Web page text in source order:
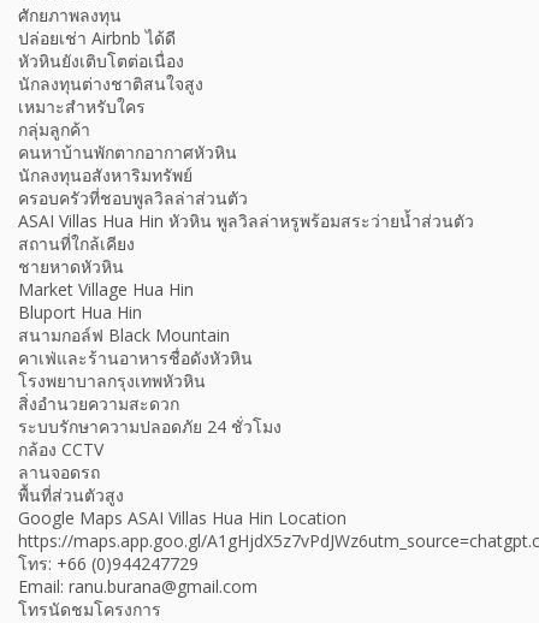
ศักยภาพลงทุน
ปล่อยเช่า Airbnb ได้ดี
หัวหินยังเติบโตต่อเนื่อง
นักลงทุนต่างชาติสนใจสูง
เหมาะสำหรับใคร
กลุ่มลูกค้า
คนหาบ้านพักตากอากาศหัวหิน
นักลงทุนอสังหาริมทรัพย์
ครอบครัวที่ชอบพูลวิลล่าส่วนตัว
ASAI Villas Hua Hin หัวหิน พูลวิลล่าหรูพร้อมสระว่ายน้ำส่วนตัว
สถานที่ใกล้เคียง
ชายหาดหัวหิน
Market Village Hua Hin
Bluport Hua Hin
สนามกอล์ฟ Black Mountain
คาเฟ่และร้านอาหารชื่อดังหัวหิน
โรงพยาบาลกรุงเทพหัวหิน
สิ่งอำนวยความสะดวก
ระบบรักษาความปลอดภัย 24 ชั่วโมง
กล้อง CCTV
ลานจอดรถ
พื้นที่ส่วนตัวสูง
Google Maps ASAI Villas Hua Hin Location
https://maps.app.goo.gl/
โทร: +66 (0)944247729
Email: ranu.burana@gmail.com
โทรนัดชมโครงการ